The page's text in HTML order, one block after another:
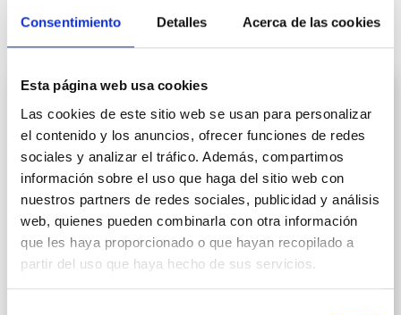
Consentimiento Detalles Acerca de las cookies
Esta página web usa cookies
Las cookies de este sitio web se usan para personalizar
el contenido y los anuncios, ofrecer funciones de redes
sociales y analizar el tráfico. Además, compartimos
información sobre el uso que haga del sitio web con
nuestros partners de redes sociales, publicidad y análisis
web, quienes pueden combinarla con otra información
que les haya proporcionado o que hayan recopilado a
partir del uso que haya hecho de sus servicios.
produits
Au sujet des ingrédients